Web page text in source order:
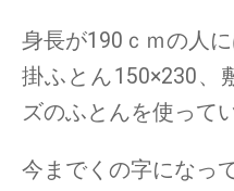
身長が190ｃｍの人
掛ふとん150×230、
ズのふとんを使って
今までくの字になっ